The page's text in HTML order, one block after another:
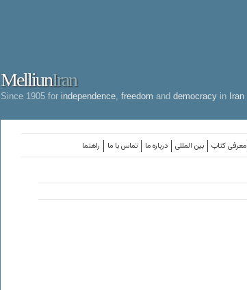
MelliunIran
Since 1905 for independence freedom and democracy in Iran
راهنما تماس با ما درباره ما بین المللی معرفی کتاب